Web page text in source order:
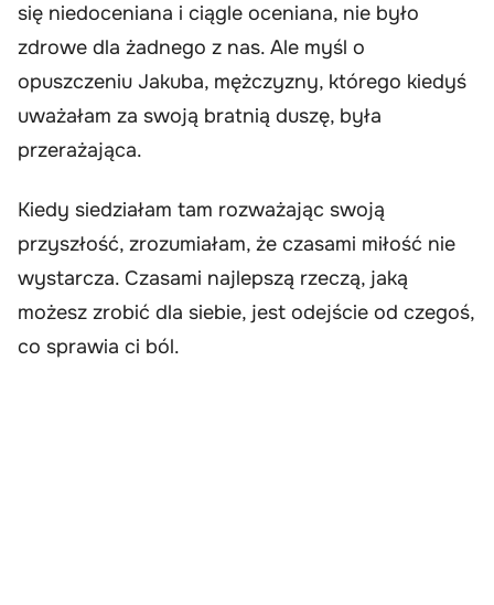
się niedoceniana i ciągle oceniana, nie było
zdrowe dla żadnego z nas. Ale myśl o
opuszczeniu Jakuba, mężczyzny, którego kiedyś
uważałam za swoją bratnią duszę, była
przerażająca.
Kiedy siedziałam tam rozważając swoją
przyszłość, zrozumiałam, że czasami miłość nie
wystarcza. Czasami najlepszą rzeczą, jaką
możesz zrobić dla siebie, jest odejście od czegoś,
co sprawia ci ból.